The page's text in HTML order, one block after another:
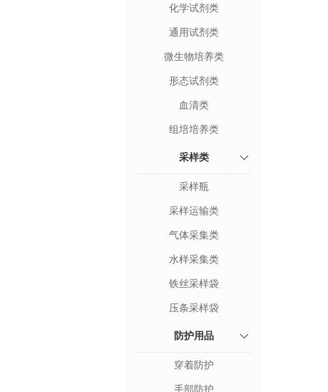
化学试剂类
通用试剂类
微生物培养类
形态试剂类
血清类
组培培养类
采样类
采样瓶
采样运输类
气体采集类
水样采集类
铁丝采样袋
压条采样袋
防护用品
穿着防护
手部防护